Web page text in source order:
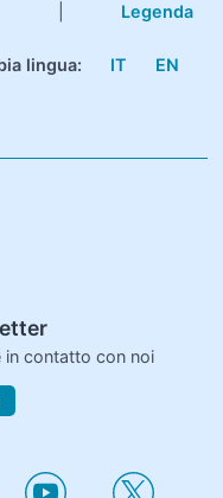
Legenda
lingua: IT EN
in contatto con noi